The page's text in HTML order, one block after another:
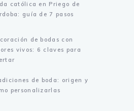
católica en Priego de
guía de 7 pasos
de bodas con
vivos: 6 claves para
de boda: origen y
personalizarlas